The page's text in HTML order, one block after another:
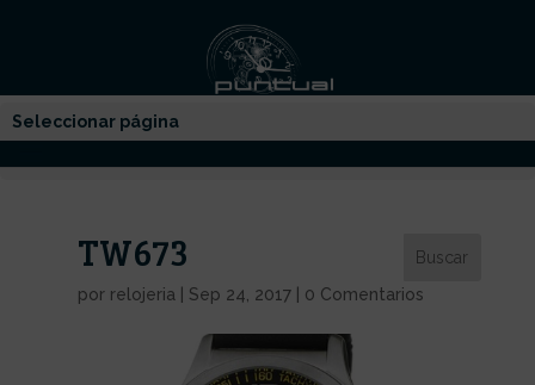
Seleccionar página
TW673
por relojeria Sep 24, 2017| 0 Comentarios